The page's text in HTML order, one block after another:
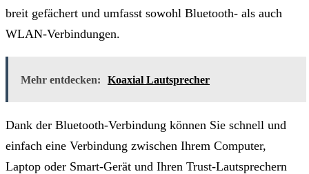
breit gefächert und umfasst sowohl Bluetooth- als auch
WLAN-Verbindungen.
Mehr entdecken: Koaxial Lautsprecher
Dank der Bluetooth-Verbindung können Sie schnell und
einfach eine Verbindung zwischen Ihrem Computer,
Laptop oder Smart-Gerät und Ihren Trust-Lautsprechern